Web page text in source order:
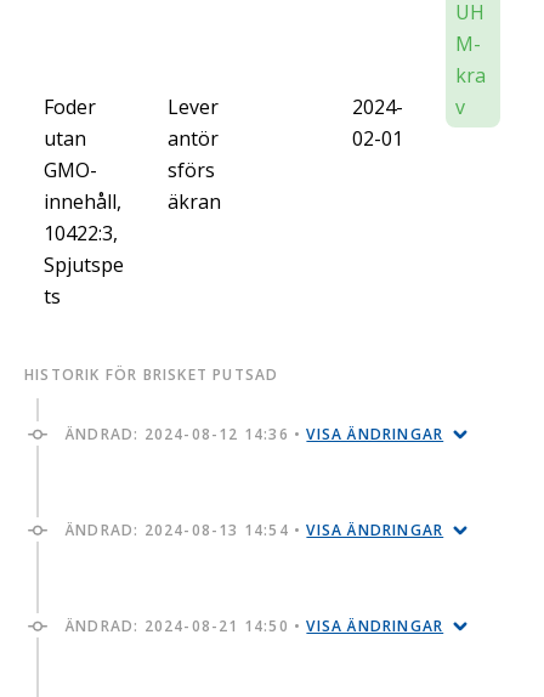
Foder
utan
GMO-
innehåll,
10422:3,
Spjutspe
ts
Lever
antör
sförs
äkran
2024-
02-01
UH
M-
kra
v
HISTORIK FÖR BRISKET PUTSAD
ÄNDRAD: 2024-08-12 14:36 •VISA ÄNDRINGAR
ÄNDRAD: 2024-08-13 14:54 •VISA ÄNDRINGAR
ÄNDRAD: 2024-08-21 14:50 •VISA ÄNDRINGAR